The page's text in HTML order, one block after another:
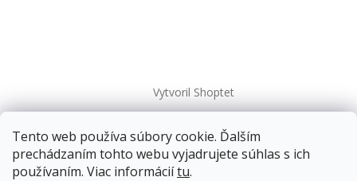
Tento web používa súbory cookie. Ďalším
prechádzaním tohto webu vyjadrujete súhlas s ich
používaním. Viac informáciítu.
Vytvoril Shoptet
Copyright 2026kovanieplus. Všetky práva vyhradené.